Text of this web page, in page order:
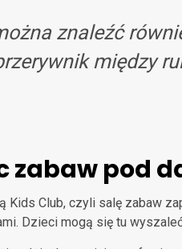
znaleźć
między
zabaw pod
Kids Club, czyli salę zabaw
Dzieci mogą się tu